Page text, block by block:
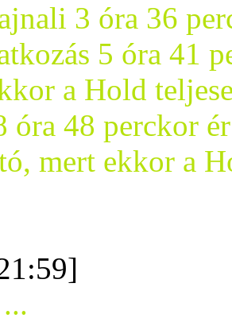
3 óra 36
5 óra 41
a Hold
óra 48 perckor
mert ekkor a